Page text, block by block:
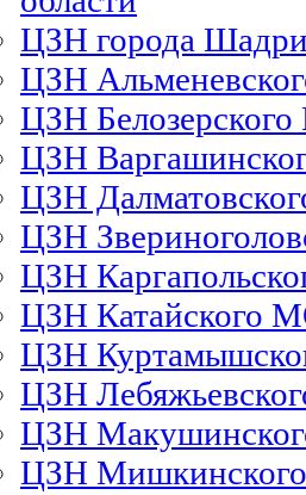
ЦЗН города
ЦЗН
ЦЗН
ЦЗН
ЦЗН
ЦЗН
ЦЗН
ЦЗН Катайского
ЦЗН
ЦЗН
ЦЗН
ЦЗН